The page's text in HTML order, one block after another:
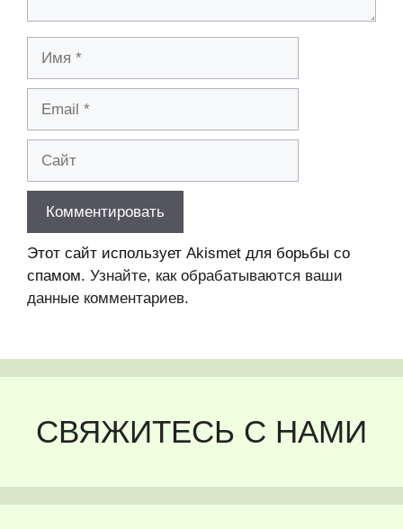
Этот сайт использует Akismet для борьбы со
спамом. Узнайте, как обрабатываются ваши
данные комментариев.
СВЯЖИТЕСЬ С НАМИ